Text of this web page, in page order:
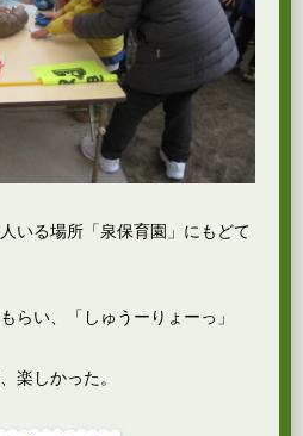
いる場所「泉保育園」にもどて
らい、「しゅうーりょーっ」
楽しかった。